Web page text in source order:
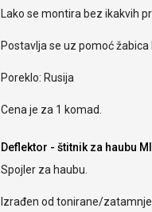
Lako se montira bez ikakvih
Postavlja se uz pomoć
Poreklo: Rusija
Cena je za 1 komad.
Deflektor - štitnik za haubu
Spojler za haubu.
Izrađen od tonirane/